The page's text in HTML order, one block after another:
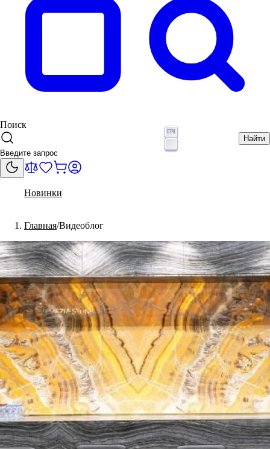
Поиск
Найти
Новинки
Главная Видеоблог